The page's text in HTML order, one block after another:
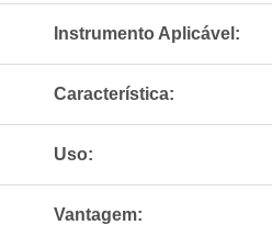
Instrumento Aplicável:
Característica:
Uso:
Vantagem: